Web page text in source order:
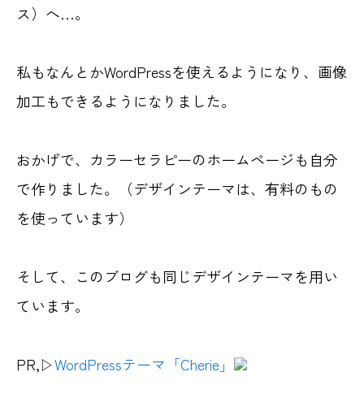
ス）へ…。
私もなんとかWordPressを使えるようになり、画像
加工もできるようになりました。
おかげで、カラーセラピーのホームページも自分
で作りました。（デザインテーマは、有料のもの
を使っています）
そして、このブログも同じデザインテーマを用い
ています。
PR,▷WordPressテーマ「Cherie」